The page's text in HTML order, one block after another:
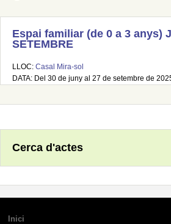
Espai familiar (de 0 a 3 anys)
SETEMBRE
LLOC: Casal Mira-sol
DATA: Del 30 de juny al 27 de setembre de
Cerca d'actes
Inici